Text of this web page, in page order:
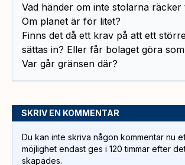
Vad händer om inte stolarna räcker
Om planet är för litet?
Finns det då ett krav på att ett
sättas in? Eller får bolaget göra
Var går gränsen där?
SKRIV EN KOMMENTAR
Du kan inte skriva någon kommentar nu
möjlighet endast ges i 120 timmar efter
skapades.